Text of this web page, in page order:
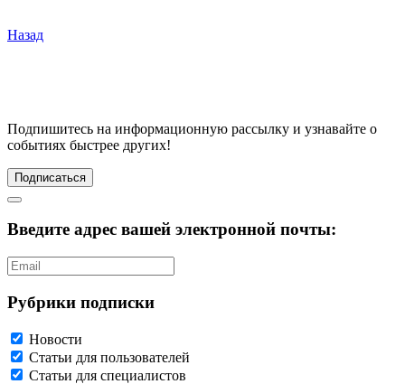
Назад
Подпишитесь на информационную рассылку и узнавайте о
событиях быстрее других!
Подписаться
Введите адрес вашей электронной почты:
Рубрики подписки
Новости
Статьи для пользователей
Статьи для специалистов